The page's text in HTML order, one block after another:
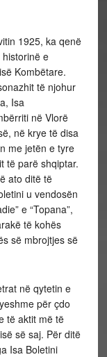
1925, ka qenë
e
Kombëtare.
të njohur
Isa
në Vlorë
në krye të disa
me jetën e tyre
të parë shqiptar.
ato ditë të
u vendosën
e “Topana”,
të kohës
së mbrojtjes së
në qytetin e
për çdo
të aktit më të
së saj. Për ditë
Isa Boletini